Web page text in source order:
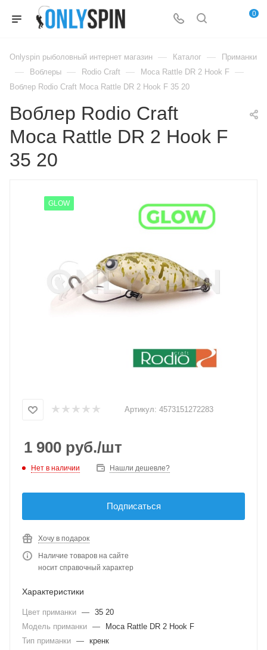
0
Onlyspin рыболовный интернет магазин — Каталог — Приманки
— Воблеры — Rodio Craft — Moca Rattle DR 2 Hook F —
Воблер Rodio Craft Moca Rattle DR 2 Hook F 35 20
Воблер Rodio Craft
Moca Rattle DR 2 Hook F
35 20
GLOW
Артикул: 4573151272283
1 900 руб./шт
Нет в наличии Нашли дешевле?
Подписаться
Хочу в подарок
Наличие товаров на сайте
носит справочный характер
Характеристики
Цвет приманки — 35 20
Модель приманки —
Moca Rattle DR 2 Hook F
Тип приманки — кренк